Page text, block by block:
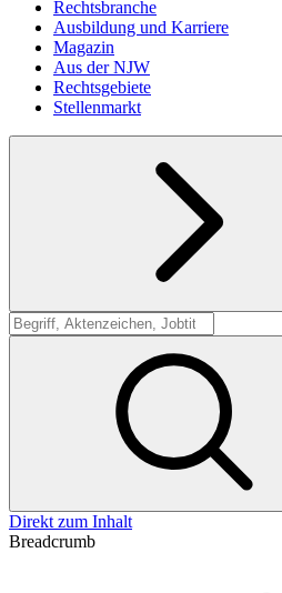
Rechtsbranche
Ausbildung und Karriere
Magazin
Aus der NJW
Rechtsgebiete
Stellenmarkt
Suche
Direkt zum Inhalt
Breadcrumb